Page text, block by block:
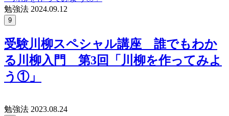
勉強法 2024.09.12
9
受験川柳スペシャル講座 誰でもわか
る川柳入門 第3回「川柳を作ってみよ
う①」
勉強法 2023.08.24